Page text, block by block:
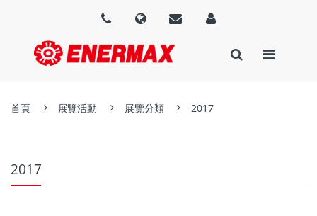
首頁 展覽活動 展覽分類 2017
2017